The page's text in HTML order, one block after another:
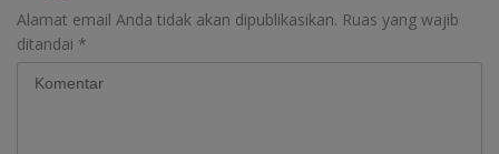
Alamat email Anda tidak akan dipublikasikan. Ruas yang wajib
ditandai *